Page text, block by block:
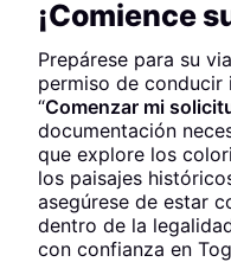
¡Comience
Prepárese para su
permiso de conducir
“Comenzar mi
documentación
que explore los
los paisajes
asegúrese de estar
dentro de la
con confianza en